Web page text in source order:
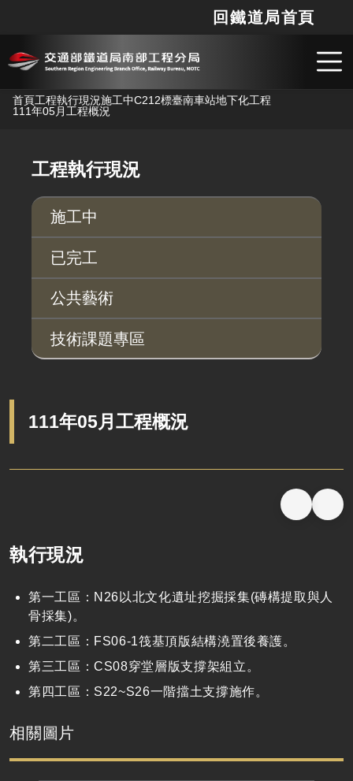
跳到主要內容
回鐵道局首頁
首頁工程執行現況施工中C212標臺南車站地下化工程
111年05月工程概況
工程執行現況
施工中
已完工
公共藝術
技術課題專區
111年05月工程概況
執行現況
第一工區：N26以北文化遺址挖掘採集(磚構提取與人
骨採集)。
第二工區：FS06-1筏基頂版結構澆置後養護。
第三工區：CS08穿堂層版支撐架組立。
第四工區：S22~S26一階擋土支撐施作。
相關圖片